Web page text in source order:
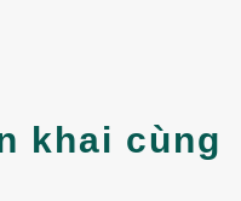
khai cùng